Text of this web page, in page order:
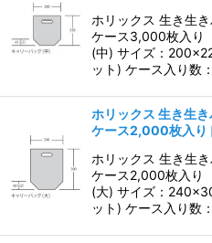
ホリックス 生き生
ケース3,000枚入り
(中) サイズ：
ット) ケース入り数
ホリックス 生き生
ケース2,000枚入り
ホリックス 生き生
ケース2,000枚入り
(大) サイズ：
ット) ケース入り数